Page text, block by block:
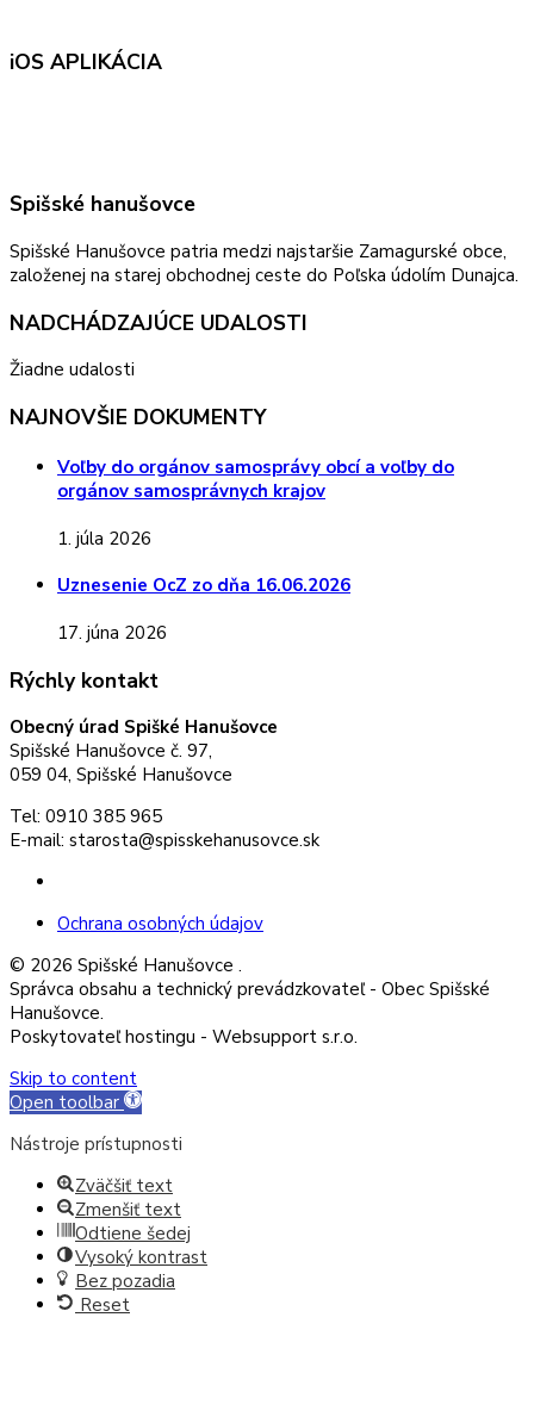
iOS APLIKÁCIA
Spišské hanušovce
Spišské Hanušovce patria medzi najstaršie Zamagurské obce,
založenej na starej obchodnej ceste do Poľska údolím Dunajca.
NADCHÁDZAJÚCE UDALOSTI
Žiadne udalosti
NAJNOVŠIE DOKUMENTY
Voľby do orgánov samosprávy obcí a voľby do
orgánov samosprávnych krajov
1. júla 2026
Uznesenie OcZ zo dňa 16.06.2026
17. júna 2026
Rýchly kontakt
Obecný úrad Spišké Hanušovce
Spišské Hanušovce č. 97,
059 04, Spišské Hanušovce
Tel: 0910 385 965
E-mail: starosta@spisskehanusovce.sk
Ochrana osobných údajov
© 2026 Spišské Hanušovce .
Správca obsahu a technický prevádzkovateľ - Obec Spišské
Hanušovce.
Poskytovateľ hostingu - Websupport s.r.o.
Skip to content
Open toolbar
Nástroje prístupnosti
Zväčšiť text
Zmenšiť text
Odtiene šedej
Vysoký kontrast
Bez pozadia
Reset